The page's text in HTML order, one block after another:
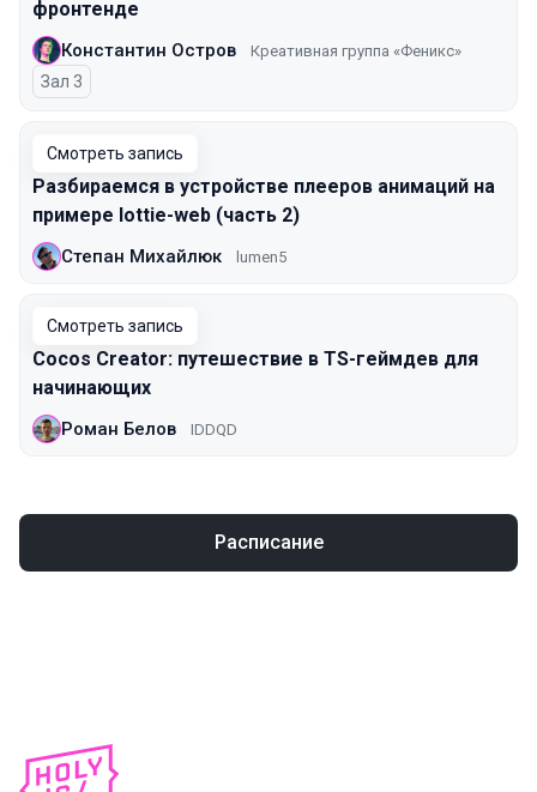
фронтенде
Константин Остров Креативная группа «Феникс»
Зал 3
Смотреть запись
Разбираемся в устройстве плееров анимаций на
примере lottie-web (часть 2)
Степан Михайлюк lumen5
Смотреть запись
Cocos Creator: путешествие в TS-геймдев для
начинающих
Роман Белов IDDQD
Расписание